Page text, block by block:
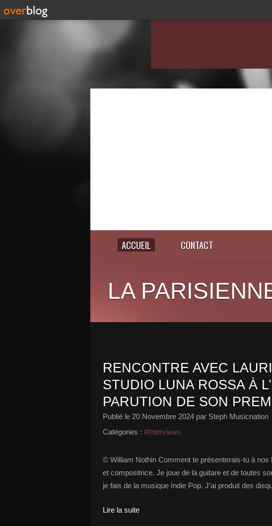
ACCUEIL CONTACT
LA
RENCONTRE AVEC
STUDIO LUNA ROSSA À
PARUTION DE SON
Publié le 20 Novembre 2024 par Steph Musicnation
Catégories : #Interviews
© William Nothin Comment te présenterais-tu à
et compositrice. Je joue de la guitare et de toutes
je fais de la musique Indie Pop. J’ai produit des
Lire la suite